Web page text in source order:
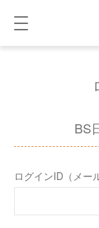
BS
ログインID（メー